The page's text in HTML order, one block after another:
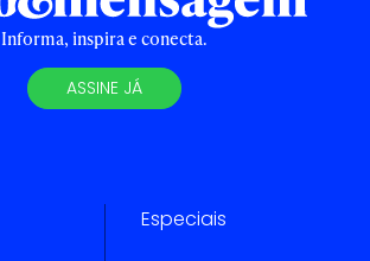
Informa, inspira e conecta.
ASSINE JÁ
Especiais